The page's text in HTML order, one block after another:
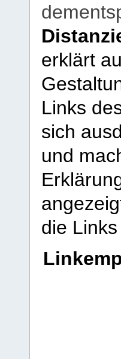
erklärt
Links
sich
und
die